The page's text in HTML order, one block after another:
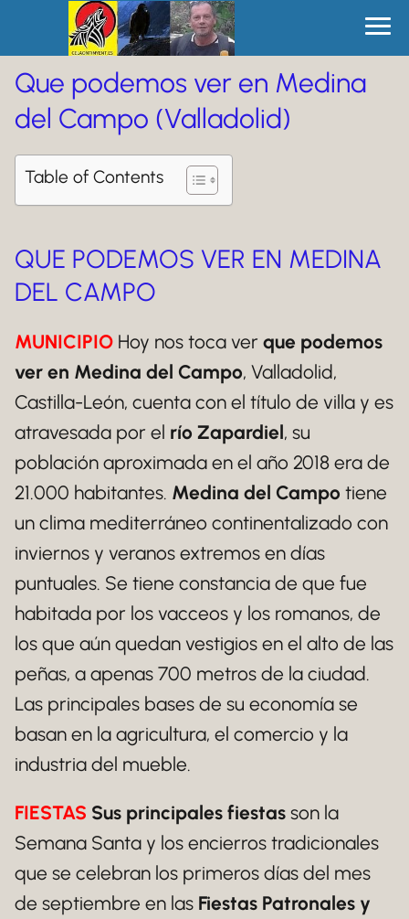
Que podemos ver en Medina
del Campo (Valladolid)
Table of Contents
QUE PODEMOS VER EN MEDINA
DEL CAMPO
MUNICIPIO Hoy nos toca ver que podemos
ver en Medina del Campo, Valladolid,
Castilla-León, cuenta con el título de villa y es
atravesada por el río Zapardiel, su
población aproximada en el año 2018 era de
21.000 habitantes. Medina del Campo tiene
un clima mediterráneo continentalizado con
inviernos y veranos extremos en días
puntuales. Se tiene constancia de que fue
habitada por los vacceos y los romanos, de
los que aún quedan vestigios en el alto de las
peñas, a apenas 700 metros de la ciudad.
Las principales bases de su economía se
basan en la agricultura, el comercio y la
industria del mueble.
FIESTAS Sus principales fiestas son la
Semana Santa y los encierros tradicionales
que se celebran los primeros días del mes
de septiembre en las Fiestas Patronales y